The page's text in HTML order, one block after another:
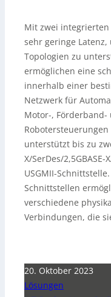
Mit zwei integrierten
sehr geringe Latenz,
Topologien zu
ermöglichen eine
innerhalb einer
Netzwerk für
Motor-,
unterstützt bis zu
X/SerDes/
USGMII-
Schnittstellen
verschiedene
Verbindungen, die
20. Oktober 2023
Lösungen